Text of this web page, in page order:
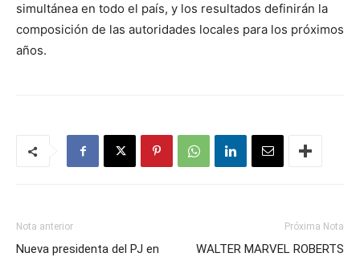
simultánea en todo el país, y los resultados definirán la
composición de las autoridades locales para los próximos
años.
Nota anterior
Nueva presidenta del PJ en
Próxima Nota
WALTER MARVEL ROBERTS